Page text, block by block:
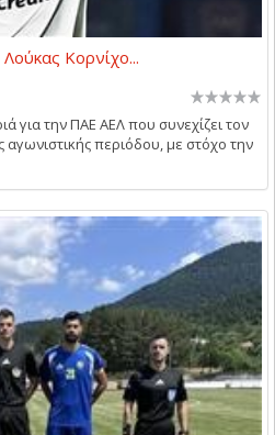
Κορνίχο...
για την ΠΑΕ ΑΕΛ που συνεχίζει τον
αγωνιστικής περιόδου, με στόχο την